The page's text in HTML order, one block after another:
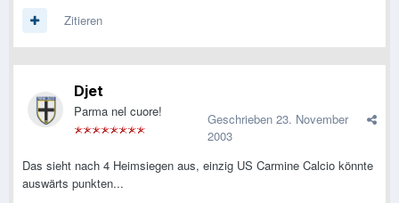
Zitieren
Djet
Parma nel cuore! Geschrieben 23. November
2003
Das sieht nach 4 Heimsiegen aus, einzig US Carmine Calcio könnte
auswärts punkten...